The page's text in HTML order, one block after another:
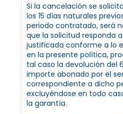
Si la cancelación se
los 15 días naturales
periodo contratado, será
que la solicitud responda
justificada conforme a lo
en la presente política,
tal caso la devolución del
importe abonado por el
correspondiente a dicho
excluyéndose en todo
la garantía.